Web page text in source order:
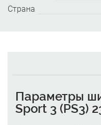
Страна
Параметры
Sport 3 (PS3)